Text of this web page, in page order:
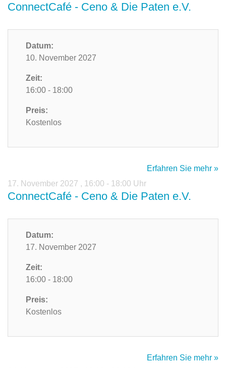
ConnectCafé - Ceno & Die Paten e.V.
Datum:
10. November 2027
Zeit:
16:00 - 18:00
Preis:
Kostenlos
Erfahren Sie mehr »
17. November 2027 , 16:00 - 18:00 Uhr
ConnectCafé - Ceno & Die Paten e.V.
Datum:
17. November 2027
Zeit:
16:00 - 18:00
Preis:
Kostenlos
Erfahren Sie mehr »